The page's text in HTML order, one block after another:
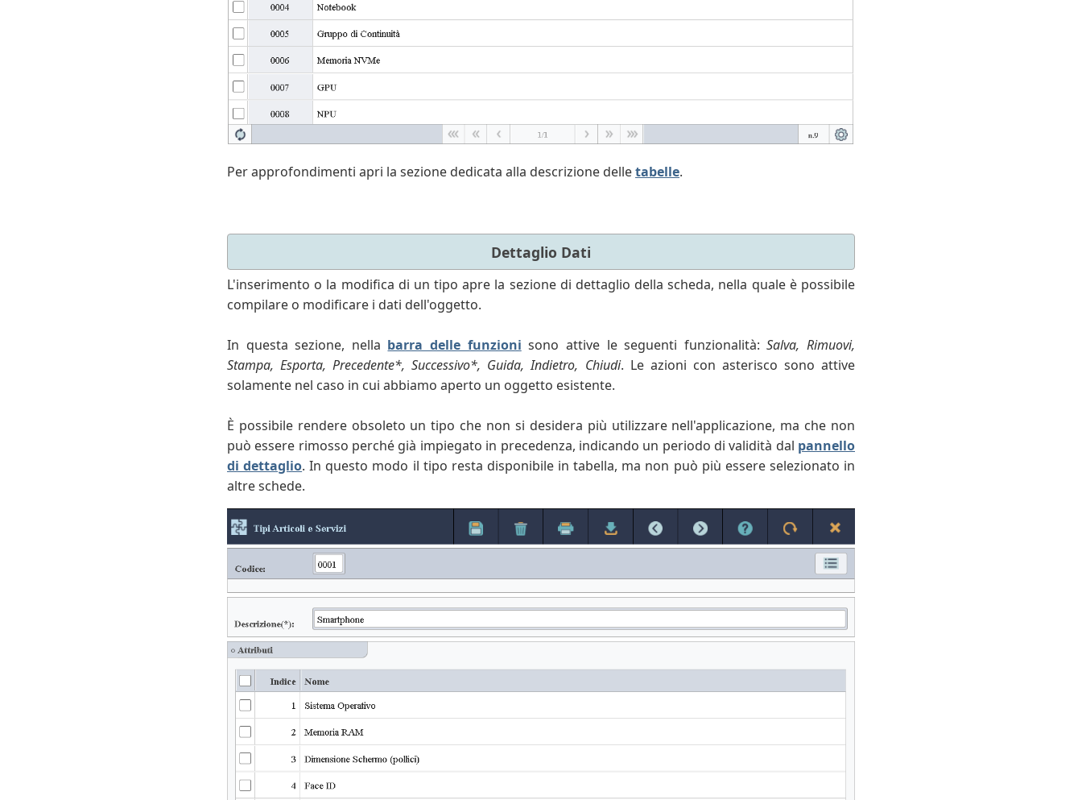
Per approfondimenti apri la sezione dedicata alla descrizione delletabelle.
Dettaglio Dati
L'inserimento o la modifica di un tipo apre la sezione di dettaglio della scheda, nella quale è possibile
compilare o modificare i dati dell'oggetto.
In questa sezione, nella barra delle funzioni sono attive le seguenti funzionalità:Salva, Rimuovi,
Stampa, Esporta, Precedente*, Successivo*, Guida, Indietro, Chiudi. Le azioni con asterisco sono attive
solamente nel caso in cui abbiamo aperto un oggetto esistente.
È possibile rendere obsoleto un tipo che non si desidera più utilizzare nell'applicazione, ma che non
può essere rimosso perché già impiegato in precedenza, indicando un periodo di validità dal pannello
di dettaglio. In questo modo il tipo resta disponibile in tabella, ma non può più essere selezionato in
altre schede.